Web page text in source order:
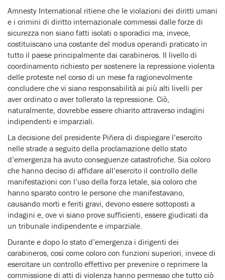
Amnesty International ritiene che le violazioni dei diritti umani
e i crimini di diritto internazionale commessi dalle forze di
sicurezza non siano fatti isolati o sporadici ma, invece,
costituiscano una costante del modus operandi praticato in
tutto il paese principalmente dai carabineros. Il livello di
coordinamento richiesto per sostenere la repressione violenta
delle proteste nel corso di un mese fa ragionevolmente
concludere che vi siano responsabilità ai più alti livelli per
aver ordinato o aver tollerato la repressione. Ciò,
naturalmente, dovrebbe essere chiarito attraverso indagini
indipendenti e imparziali.
La decisione del presidente Piñera di dispiegare l’esercito
nelle strade a seguito della proclamazione dello stato
d’emergenza ha avuto conseguenze catastrofiche. Sia coloro
che hanno deciso di affidare all’esercito il controllo delle
manifestazioni con l’uso della forza letale, sia coloro che
hanno sparato contro le persone che manifestavano,
causando morti e feriti gravi, devono essere sottoposti a
indagini e, ove vi siano prove sufficienti, essere giudicati da
un tribunale indipendente e imparziale.
Durante e dopo lo stato d’emergenza i dirigenti dei
carabineros, così come coloro con funzioni superiori, invece di
esercitare un controllo effettivo per prevenire o reprimere la
commissione di atti di violenza hanno permesso che tutto ciò